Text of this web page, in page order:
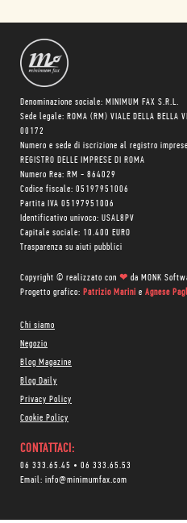
Denominazione sociale: MINIMUM FAX S.R.L.
Sede legale: ROMA (RM) VIALE DELLA BELLA
00172
Numero e sede di iscrizione al registro
REGISTRO DELLE IMPRESE DI ROMA
Numero Rea: RM - 864029
Codice fiscale: 05197951006
Partita IVA 05197951006
Identificativo univoco: USAL8PV
Capitale sociale: 10.400 EURO
Trasparenza su aiuti pubblici
Copyright © realizzato con ❤ da MONK
Progetto grafico: Patrizio Marini e Agnese
Chi siamo
Negozio
Blog Magazine
Blog Daily
Privacy Policy
Cookie Policy
CONTATTACI:
06 333.65.45 • 06 333.65.53
Email: info@minimumfax.com